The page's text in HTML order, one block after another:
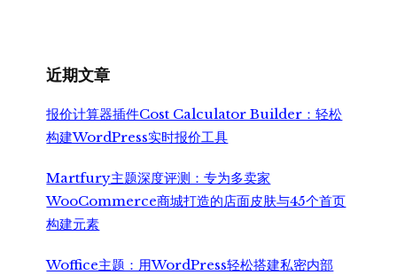
近期文章
报价计算器插件Cost Calculator Builder：轻松
构建WordPress实时报价工具
Martfury主题深度评测：专为多卖家
WooCommerce商城打造的店面皮肤与45个首页
构建元素
Woffice主题：用WordPress轻松搭建私密内部